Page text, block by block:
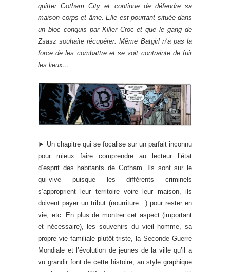
quitter Gotham City et continue de défendre sa
maison corps et âme. Elle est pourtant située dans
un bloc conquis par Killer Croc et que le gang de
Zsasz souhaite récupérer. Même Batgirl n’a pas la
force de les combattre et se voit contrainte de fuir
les lieux…
► Un chapitre qui se focalise sur un parfait inconnu
pour mieux faire comprendre au lecteur l’état
d’esprit des habitants de Gotham. Ils sont sur le
qui-vive puisque les différents criminels
s’approprient leur territoire voire leur maison, ils
doivent payer un tribut (nourriture…) pour rester en
vie, etc. En plus de montrer cet aspect (important
et nécessaire), les souvenirs du vieil homme, sa
propre vie familiale plutôt triste, la Seconde Guerre
Mondiale et l’évolution de jeunes de la ville qu’il a
vu grandir font de cette histoire, au style graphique